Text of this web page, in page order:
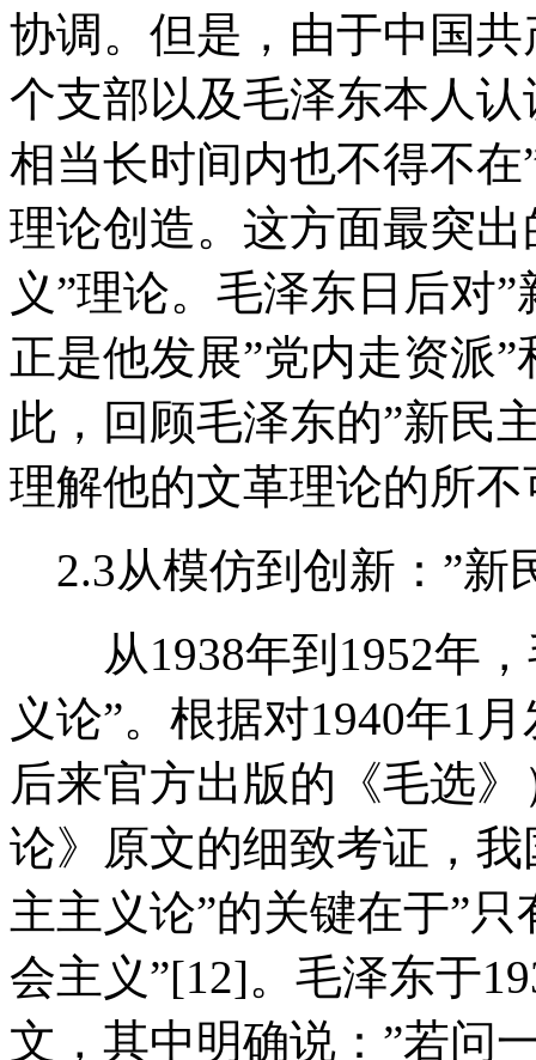
协调。但是，由于中国
个支部以及毛泽东本人
相当长时间内也不得不
理论创造。这方面最突
义”理论。毛泽东日后对
正是他发展”党内走资派
此，回顾毛泽东的”新民
理解他的文革理论的所
2.3从模仿到创新：”新
从1938年到1952年，
义论”。根据对1940年1
后来官方出版的《毛选
论》原文的细致考证，
主主义论”的关键在于”
会主义”[12]。毛泽东于
文，其中明确说：”若问